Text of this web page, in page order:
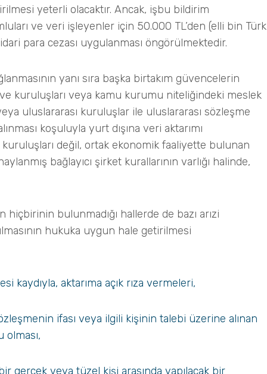
yeterli olacaktır. Ancak, işbu bildirim
ve veri işleyenler için 50.000 TL’den (elli bin Türk
para cezası uygulanması öngörülmektedir.
yanı sıra başka birtakım güvencelerin
kuruluşları veya kamu kurumu niteliğindeki meslek
uluslararası kuruluşlar ile uluslararası sözleşme
koşuluyla yurt dışına veri aktarımı
değil, ortak ekonomik faaliyette bulunan
bağlayıcı şirket kurallarının varlığı halinde,
hiçbirinin bulunmadığı hallerde de bazı arızi
hukuka uygun hale getirilmesi
kaydıyla, aktarıma açık rıza vermeleri,
ifası veya ilgili kişinin talebi üzerine alınan
gerçek veya tüzel kişi arasında yapılacak bir